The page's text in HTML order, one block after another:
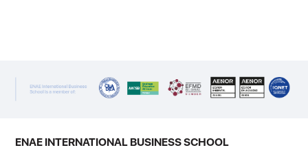
ENAE INTERNATIONAL BUSINESS SCHOOL